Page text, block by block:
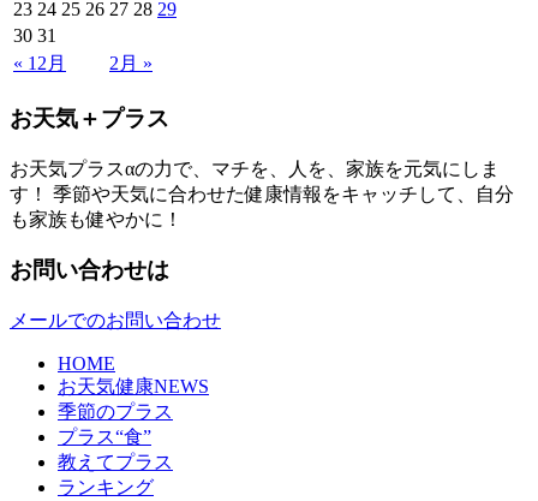
« 12月 2月 »
23 24 25 26 27 28 29
30 31
お天気＋プラス
お天気プラスαの力で、マチを、人を、家族を元気にしま
す！ 季節や天気に合わせた健康情報をキャッチして、自分
も家族も健やかに！
お問い合わせは
メールでのお問い合わせ
HOME
お天気健康NEWS
季節のプラス
プラス“食”
教えてプラス
ランキング